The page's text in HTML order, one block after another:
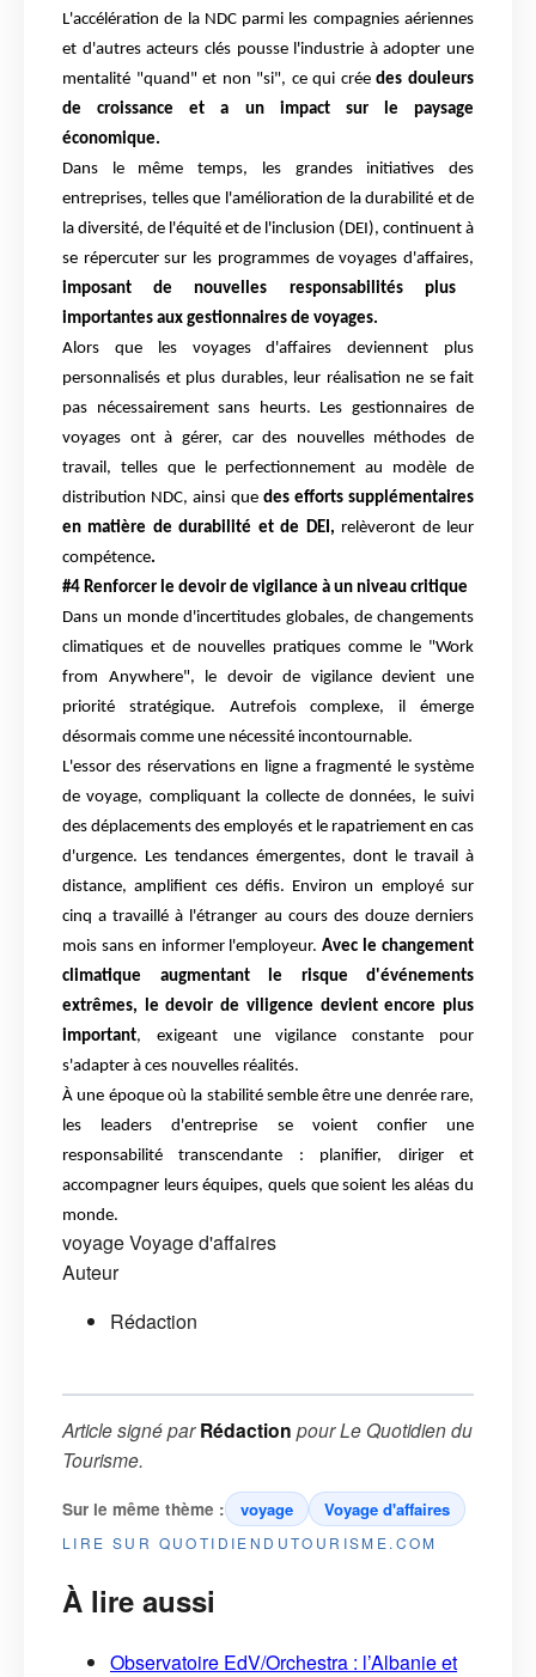
L'accélération de la NDC parmi les compagnies aériennes
et d'autres acteurs clés pousse l'industrie à adopter une
mentalité "quand" et non "si", ce qui créedes douleurs
de croissance et a un impact sur le paysage
économique.
Dans le même temps, les grandes initiatives des
entreprises, telles que l'amélioration de la durabilité et de
la diversité, de l'équité et de l'inclusion (DEI), continuent à
se répercuter sur les programmes de voyages d'affaires,
imposant de nouvelles responsabilités plus
importantes aux gestionnaires de voyages.
Alors que les voyages d'affaires deviennent plus
personnalisés et plus durables, leur réalisation ne se fait
pas nécessairement sans heurts. Les gestionnaires de
voyages ont à gérer, car des nouvelles méthodes de
travail, telles que le perfectionnement au modèle de
distribution NDC, ainsi quedes efforts supplémentaires
en matière de durabilité et de DEI, relèveront de leur
compétence.
#4 Renforcer le devoir de vigilance à un niveau critique
Dans un monde d'incertitudes globales, de changements
climatiques et de nouvelles pratiques comme le "Work
from Anywhere", le devoir de vigilance devient une
priorité stratégique. Autrefois complexe, il émerge
désormais comme une nécessité incontournable.
L'essor des réservations en ligne a fragmenté le système
de voyage, compliquant la collecte de données, le suivi
des déplacements des employés et le rapatriement en cas
d'urgence. Les tendances émergentes, dont le travail à
distance, amplifient ces défis. Environ un employé sur
cinq a travaillé à l'étranger au cours des douze derniers
mois sans en informer l'employeur. Avec le changement
climatique augmentant le risque d'événements
extrêmes, le devoir de viligence devient encore plus
important, exigeant une vigilance constante pour
s'adapter à ces nouvelles réalités.
À une époque où la stabilité semble être une denrée rare,
les leaders d'entreprise se voient confier une
responsabilité transcendante : planifier, diriger et
accompagner leurs équipes, quels que soient les aléas du
monde.
voyageVoyage d'affaires
Auteur
Rédaction
Article signé parRédaction pourLe Quotidien du
Tourisme.
Sur le même thème : voyage Voyage d'affaires
LIRE SUR QUOTIDIENDUTOURISME.COM
À lire aussi
Observatoire EdV/Orchestra : l’Albanie et